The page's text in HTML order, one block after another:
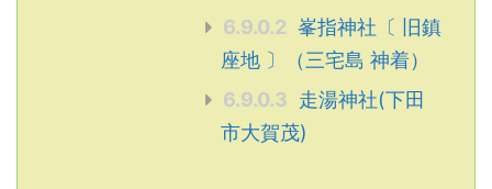
6.9.0.2 峯指神社〔 旧鎮
座地 〕（三宅島 神着）
6.9.0.3 走湯神社(下田
市大賀茂)